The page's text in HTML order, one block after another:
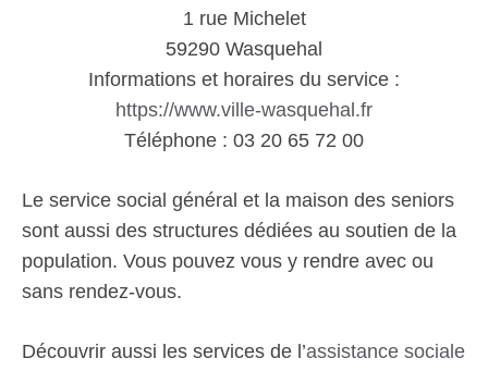
1 rue Michelet
59290 Wasquehal
Informations et horaires du service :
https://www.ville-wasquehal.fr
Téléphone : 03 20 65 72 00
Le service social général et la maison des seniors
sont aussi des structures dédiées au soutien de la
population. Vous pouvez vous y rendre avec ou
sans rendez-vous.
Découvrir aussi les services de l’assistance sociale